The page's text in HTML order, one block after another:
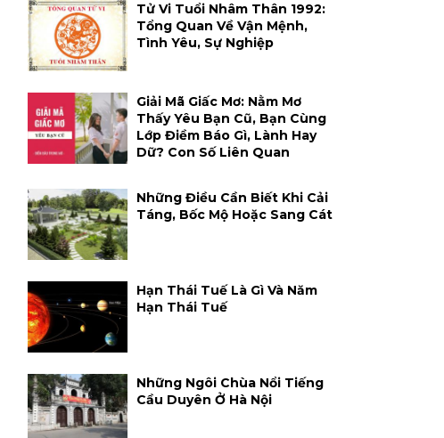
Tử Vi Tuổi Nhâm Thân 1992:
Tổng Quan Về Vận Mệnh,
Tình Yêu, Sự Nghiệp
Giải Mã Giấc Mơ: Nằm Mơ
Thấy Yêu Bạn Cũ, Bạn Cùng
Lớp Điềm Báo Gì, Lành Hay
Dữ? Con Số Liên Quan
Những Điều Cần Biết Khi Cải
Táng, Bốc Mộ Hoặc Sang Cát
Hạn Thái Tuế Là Gì Và Năm
Hạn Thái Tuế
Những Ngôi Chùa Nổi Tiếng
Cầu Duyên Ở Hà Nội